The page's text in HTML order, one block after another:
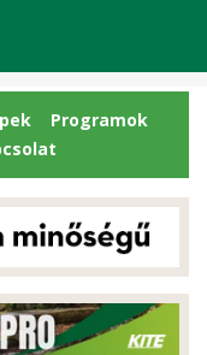
Programok